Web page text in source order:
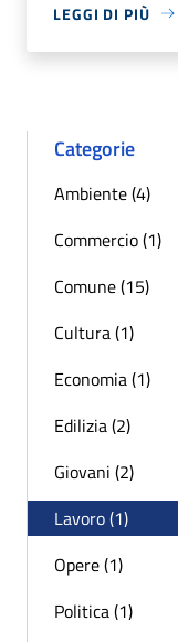
LEGGI DI PIÙ
Categorie
Ambiente (4)
Commercio (1)
Comune (15)
Cultura (1)
Economia (1)
Edilizia (2)
Giovani (2)
Lavoro (1)
Opere (1)
Politica (1)